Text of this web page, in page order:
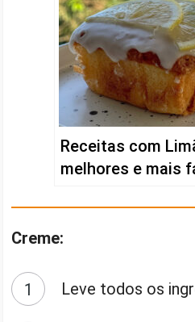
Receitas com
melhores e mais
Creme:
Leve todos os